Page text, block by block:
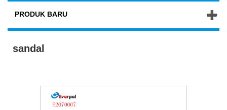
PRODUK BARU
sandal